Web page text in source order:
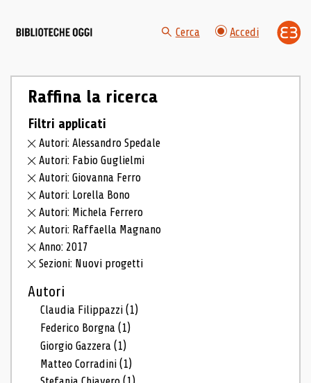
Cerca Accedi
Raffina la ricerca
Filtri applicati
Autori: Alessandro Spedale
Autori: Fabio Guglielmi
Autori: Giovanna Ferro
Autori: Lorella Bono
Autori: Michela Ferrero
Autori: Raffaella Magnano
Anno: 2017
Sezioni: Nuovi progetti
Autori
Claudia Filippazzi(1)
Federico Borgna(1)
Giorgio Gazzera(1)
Matteo Corradini(1)